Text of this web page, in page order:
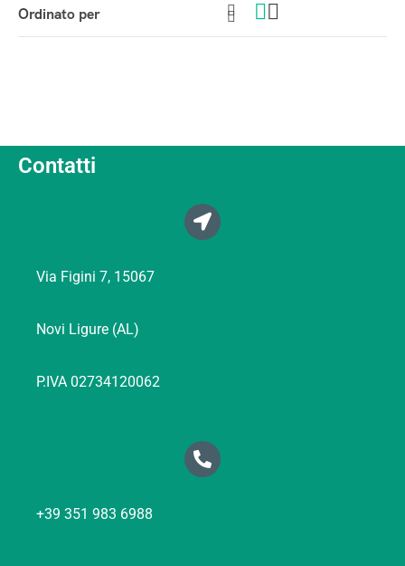
Contatti
Via Figini 7, 15067
Novi Ligure (AL)
P.IVA 02734120062
+39 351 983 6988